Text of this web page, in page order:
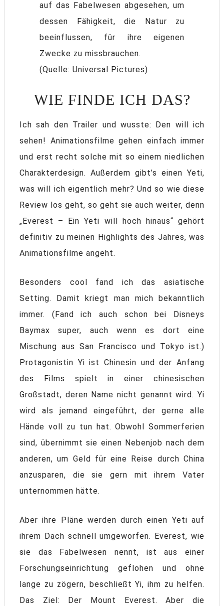
auf das Fabelwesen abgesehen, um
dessen Fähigkeit, die Natur zu
beeinflussen, für ihre eigenen
Zwecke zu missbrauchen.
(Quelle: Universal Pictures)
WIE FINDE ICH DAS?
Ich sah den Trailer und wusste: Den will ich
sehen! Animationsfilme gehen einfach immer
und erst recht solche mit so einem niedlichen
Charakterdesign. Außerdem gibt’s einen Yeti,
was will ich eigentlich mehr? Und so wie diese
Review los geht, so geht sie auch weiter, denn
„Everest – Ein Yeti will hoch hinaus“ gehört
definitiv zu meinen Highlights des Jahres, was
Animationsfilme angeht.
Besonders cool fand ich das asiatische
Setting. Damit kriegt man mich bekanntlich
immer. (Fand ich auch schon bei Disneys
Baymax super, auch wenn es dort eine
Mischung aus San Francisco und Tokyo ist.)
Protagonistin Yi ist Chinesin und der Anfang
des Films spielt in einer chinesischen
Großstadt, deren Name nicht genannt wird. Yi
wird als jemand eingeführt, der gerne alle
Hände voll zu tun hat. Obwohl Sommerferien
sind, übernimmt sie einen Nebenjob nach dem
anderen, um Geld für eine Reise durch China
anzusparen, die sie gern mit ihrem Vater
unternommen hätte.
Aber ihre Pläne werden durch einen Yeti auf
ihrem Dach schnell umgeworfen. Everest, wie
sie das Fabelwesen nennt, ist aus einer
Forschungseinrichtung geflohen und ohne
lange zu zögern, beschließt Yi, ihm zu helfen.
Das Ziel: Der Mount Everest. Aber die